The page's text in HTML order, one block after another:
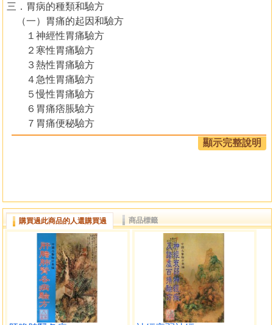
三．胃病的種類和驗方
（一）胃痛的起因和驗方
１神經性胃痛驗方
２寒性胃痛驗方
３熱性胃痛驗方
４急性胃痛驗方
５慢性胃痛驗方
６胃痛痞脹驗方
７胃痛便秘驗方
８胃痛嘔吐驗方
１３胃痛針灸療法
１４胃痛手拭療法和外敷療法
（二）胃弱、傷食、宿食、脹滿等症的起因和驗方
１胃弱驗方
２傷食驗方
３宿食驗方
４脹滿驗方
（三）吐嘔的起因和驗方
顯示完整說明
購買過此商品的人還購買過 商品標籤